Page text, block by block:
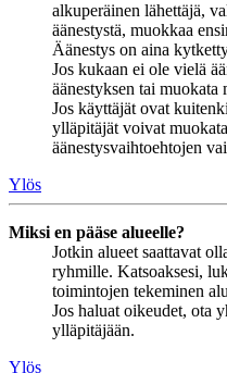
alkuperäinen lähettäjä,
äänestystä, muokkaa
Äänestys on aina
Jos kukaan ei ole vielä
äänestyksen tai muokata
Jos käyttäjät ovat
ylläpitäjät voivat
äänestysvaihtoehtojen
Ylös
Miksi en pääse alueelle?
Jotkin alueet saattavat
ryhmille. Katsoaksesi,
toimintojen tekeminen
Jos haluat oikeudet, ota
ylläpitäjään.
Ylös